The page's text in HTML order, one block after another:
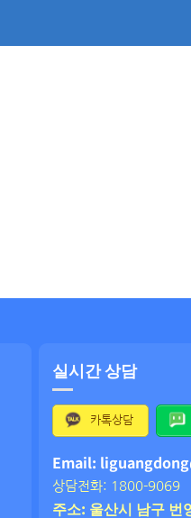
실시간 상담
카톡상담
Email:
상담전화: 1800-9069
주소: 울산시 남구 번